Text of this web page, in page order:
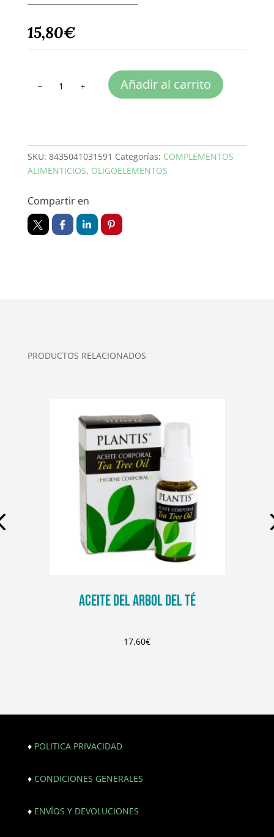
15,80€
cantidad
Añadir al carrito
SKU: 8435041031591 Categorías: COMPLEMENTOS
ALIMENTICIOS, OLIGOELEMENTOS
Compartir en
PRODUCTOS RELACIONADOS
ACEITE DEL ARBOL DEL TÉ
17,60€
♦ POLITICA PRIVACIDAD
♦ CONDICIONES GENERALES
♦ ENVÍOS Y DEVOLUCIONES